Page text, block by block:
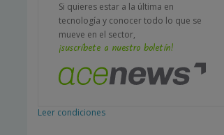
Si quieres estar a la última en
tecnología y conocer todo lo que se
mueve en el sector,
¡suscríbete a nuestro boletín!
Leer condiciones